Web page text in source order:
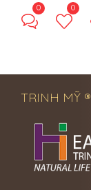
0 0
TRINH MỸ ®